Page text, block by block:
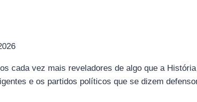
cada vez mais reveladores de algo que a
e os partidos políticos que se dizem